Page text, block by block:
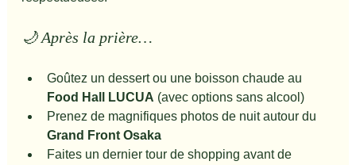
🌙 Après la prière…
Goûtez un dessert ou une boisson chaude au
Food Hall LUCUA (avec options sans alcool)
Prenez de magnifiques photos de nuit autour du
Grand Front Osaka
Faites un dernier tour de shopping avant de